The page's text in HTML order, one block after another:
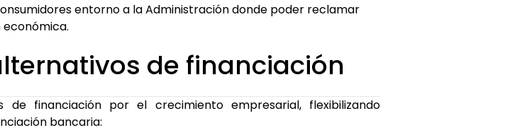
entorno a la Administración donde poder reclamar
de financiación
financiación por el crecimiento empresarial, flexibilizando
bancaria: